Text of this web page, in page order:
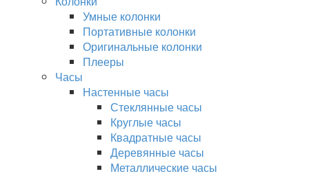
Умные колонки
Портативные колонки
Оригинальные колонки
Плееры
Часы
Настенные часы
Стеклянные часы
Круглые часы
Квадратные часы
Деревянные часы
Металлические часы